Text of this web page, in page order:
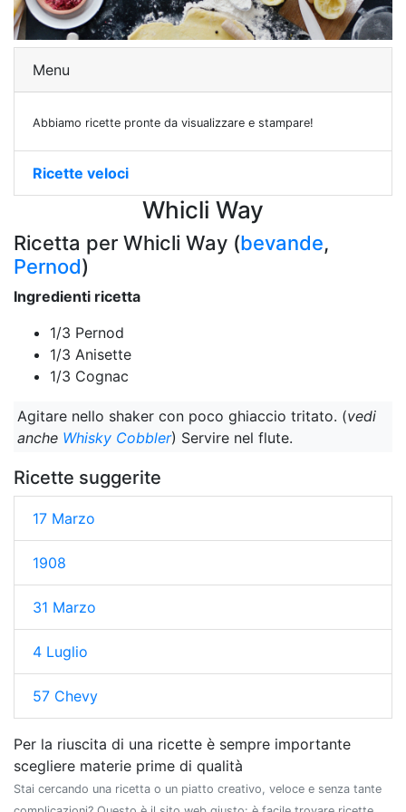
Menu
Abbiamo ricette pronte da visualizzare e stampare!
Ricette veloci
Whicli Way
Ricetta per Whicli Way (bevande,
Pernod)
Ingredienti ricetta
1/3 Pernod
1/3 Anisette
1/3 Cognac
Agitare nello shaker con poco ghiaccio tritato. (vedi
anche Whisky Cobbler) Servire nel flute.
Ricette suggerite
17 Marzo
1908
31 Marzo
4 Luglio
57 Chevy
Per la riuscita di una ricette è sempre importante
scegliere materie prime di qualità
Stai cercando una ricetta o un piatto creativo, veloce e senza tante